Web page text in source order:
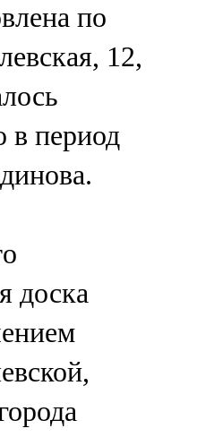
по
12,
в период
доска